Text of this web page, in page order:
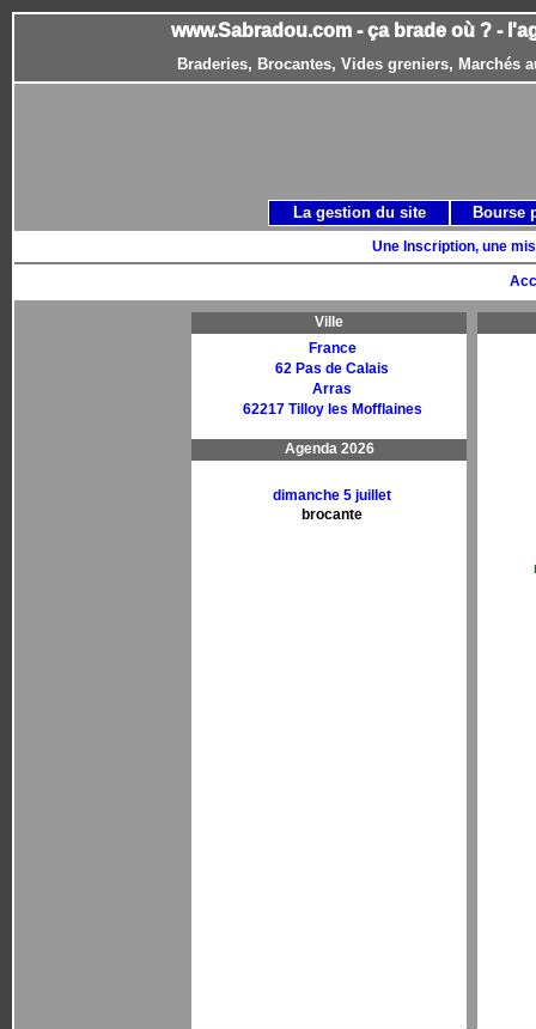
www.Sabradou.com - ça brade où ? -
Braderies, Brocantes, Vides greniers, Marchés
Une Inscription, une
Ville
France
62 Pas de Calais
Arras
62217 Tilloy les Mofflaines
Agenda 2026
dimanche 5 juillet
brocante
La gestion du site Bourse